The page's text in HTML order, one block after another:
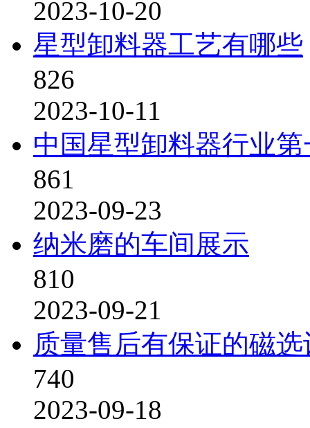
2023-10-20
星型卸料器工艺有哪些
826
2023-10-11
中国星型卸料器行业
861
2023-09-23
纳米磨的车间展示
810
2023-09-21
质量售后有保证的磁
740
2023-09-18